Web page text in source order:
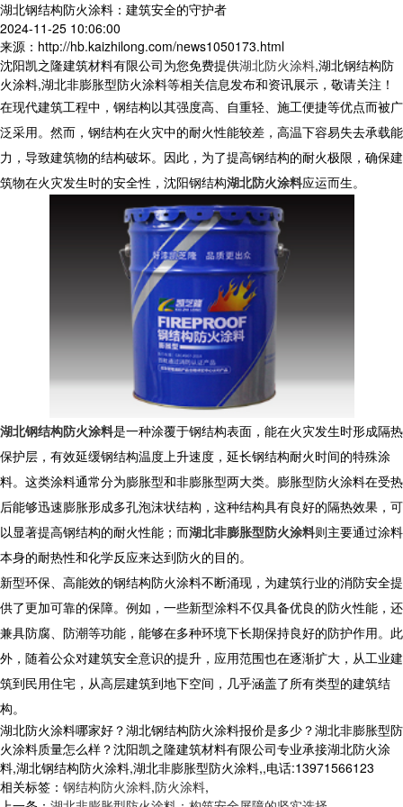
湖北钢结构防火涂料：建筑安全的守护者
2024-11-25 10:06:00
来源：http://hb.kaizhilong.com/news1050173.html
沈阳凯之隆建筑材料有限公司为您免费提供湖北防火涂料,湖北钢结构防
火涂料,湖北非膨胀型防火涂料等相关信息发布和资讯展示，敬请关注！
在现代建筑工程中，钢结构以其强度高、自重轻、施工便捷等优点而被广
泛采用。然而，钢结构在火灾中的耐火性能较差，高温下容易失去承载能
力，导致建筑物的结构破坏。因此，为了提高钢结构的耐火极限，确保建
筑物在火灾发生时的安全性，沈阳钢结构湖北防火涂料应运而生。
湖北钢结构防火涂料是一种涂覆于钢结构表面，能在火灾发生时形成隔热
保护层，有效延缓钢结构温度上升速度，延长钢结构耐火时间的特殊涂
料。这类涂料通常分为膨胀型和非膨胀型两大类。膨胀型防火涂料在受热
后能够迅速膨胀形成多孔泡沫状结构，这种结构具有良好的隔热效果，可
以显著提高钢结构的耐火性能；而湖北非膨胀型防火涂料则主要通过涂料
本身的耐热性和化学反应来达到防火的目的。
新型环保、高能效的钢结构防火涂料不断涌现，为建筑行业的消防安全提
供了更加可靠的保障。例如，一些新型涂料不仅具备优良的防火性能，还
兼具防腐、防潮等功能，能够在多种环境下长期保持良好的防护作用。此
外，随着公众对建筑安全意识的提升，应用范围也在逐渐扩大，从工业建
筑到民用住宅，从高层建筑到地下空间，几乎涵盖了所有类型的建筑结
构。
湖北防火涂料哪家好？湖北钢结构防火涂料报价是多少？湖北非膨胀型防
火涂料质量怎么样？沈阳凯之隆建筑材料有限公司专业承接湖北防火涂
料,湖北钢结构防火涂料,湖北非膨胀型防火涂料,,电话:13971566123
相关标签： 钢结构防火涂料,防火涂料,